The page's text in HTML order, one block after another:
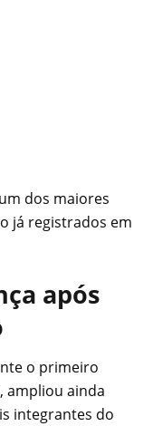
dos maiores
já registrados em
após
o primeiro
ampliou ainda
integrantes do